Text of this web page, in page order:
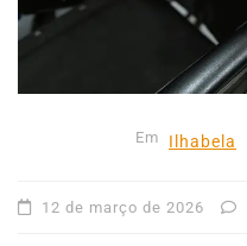
Em Ilhabela
12 de março de 2026